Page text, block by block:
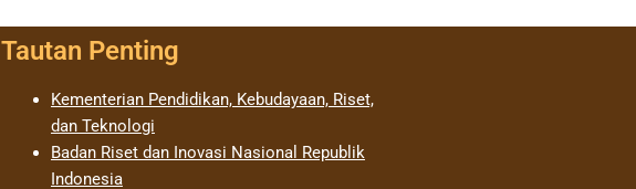
Tautan Penting
Kementerian Pendidikan, Kebudayaan, Riset,
dan Teknologi
Badan Riset dan Inovasi Nasional Republik
Indonesia